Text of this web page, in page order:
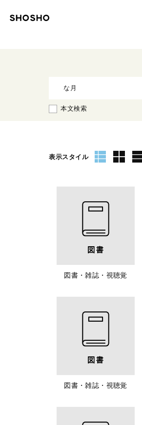
本文検索
表示スタイル
図書・雑誌・視聴覚
図書・雑誌・視聴覚